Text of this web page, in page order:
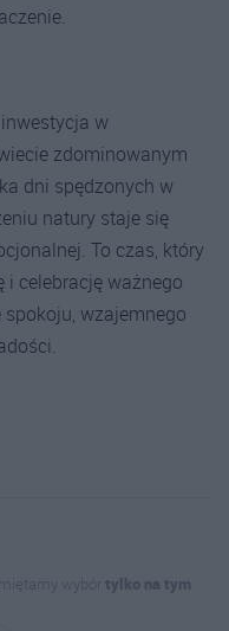
w
zdominowanym
dni spędzonych w
natury staje się
To czas, który
celebrację ważnego
wzajemnego
wybórtylko na tym